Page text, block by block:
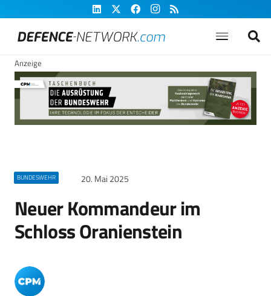
Anzeige
BUNDESWEHR 20. Mai 2025
Neuer Kommandeur im
Schloss Oranienstein